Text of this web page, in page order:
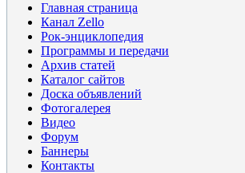
Главная страница
Канал Zello
Рок-энциклопедия
Программы и передачи
Архив статей
Каталог сайтов
Доска объявлений
Фотогалерея
Видео
Форум
Баннеры
Контакты